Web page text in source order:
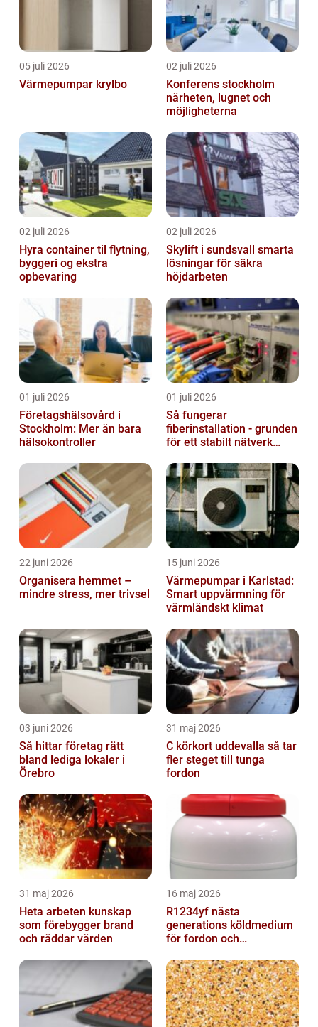
05 juli 2026
Värmepumpar krylbo
02 juli 2026
Konferens stockholm
närheten, lugnet och
möjligheterna
02 juli 2026
Hyra container til flytning,
byggeri og ekstra
opbevaring
02 juli 2026
Skylift i sundsvall smarta
lösningar för säkra
höjdarbeten
01 juli 2026
Företagshälsovård i
Stockholm: Mer än bara
hälsokontroller
01 juli 2026
Så fungerar
fiberinstallation - grunden
för ett stabilt nätverk
22 juni 2026
Organisera hemmet –
mindre stress, mer trivsel
15 juni 2026
Värmepumpar i Karlstad:
Smart uppvärmning för
värmländskt klimat
03 juni 2026
Så hittar företag rätt
bland lediga lokaler i
Örebro
31 maj 2026
C körkort uddevalla så tar
fler steget till tunga
fordon
31 maj 2026
Heta arbeten kunskap
som förebygger brand
och räddar värden
16 maj 2026
R1234yf nästa
generations köldmedium
för fordon och